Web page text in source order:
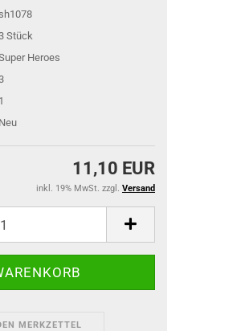
Stück
Heroes
1
Neu
11,10 EUR
inkl. 19% MwSt. zzgl. Versand
MERKZETTEL